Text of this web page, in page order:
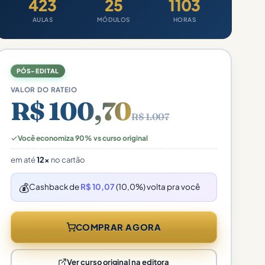
423
AULAS
25
MÓDULOS
1103
HORAS
PÓS-EDITAL
VALOR DO RATEIO
R$ 100,70R$ 1.007
Você economiza 90% vs curso original
em até12x no cartão
💰Cashback deR$ 10,07(10,0%) volta pra você
COMPRAR AGORA
Ver curso original na editora